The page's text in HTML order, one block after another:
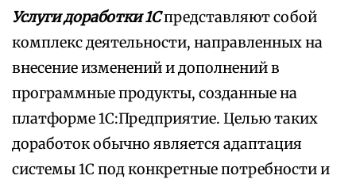
Услуги доработки 1Спредставляют собой
комплекс деятельности, направленных на
внесение изменений и дополнений в
программные продукты, созданные на
платформе 1С:Предприятие. Целью таких
доработок обычно является адаптация
системы 1С под конкретные потребности и